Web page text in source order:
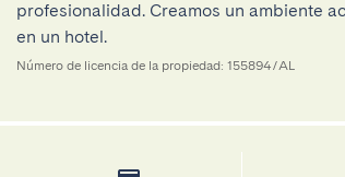
profesionalidad. Creamos un ambiente
en un hotel.
Número de licencia de la propiedad: 155894/AL